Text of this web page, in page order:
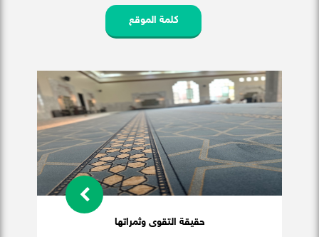
كلمة الموقع
حقيقة التقوى وثمراتها